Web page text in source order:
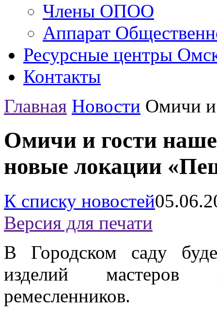
Члены ОПОО
Аппарат
Ресурсные центры
Контакты
Главная Новости Омичи и
Омичи и гости
новые локации
К списку новостей
Версия для печати
В Городском саду
изделий
ремесленников.